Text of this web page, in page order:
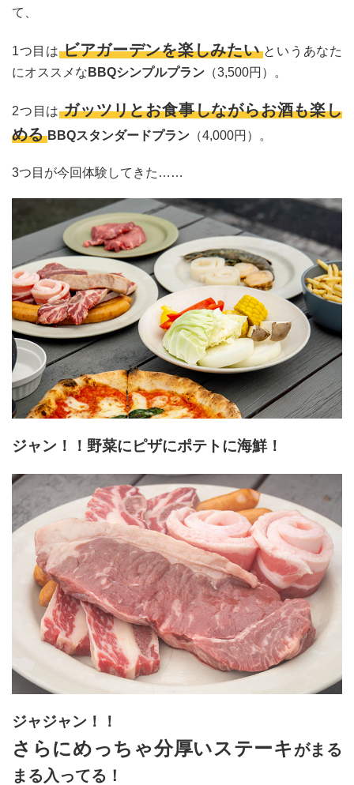
て、
1つ目は ビアガーデンを楽しみたい というあなた
にオススメなBBQシンプルプラン （3,500円）。
2つ目は ガッツリとお食事しながらお酒も楽し
める BBQスタンダードプラン （4,000円）。
3つ目が今回体験してきた……
ジャン！！野菜にピザにポテトに海鮮！
ジャジャン！！
さらにめっちゃ分厚いステーキ がまる
まる入ってる！